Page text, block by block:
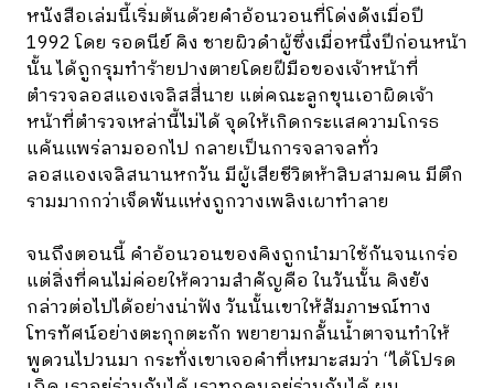
หนังสือเล่มนี้เริ่มต้นด้วยคำอ้อนวอนที่โด่งดังเมื่อปี
1992 โดย รอดนีย์ คิง ชายผิวดำผู้ซึ่งเมื่อหนึ่งปีก่อนหน้า
นั้น ได้ถูกรุมทำร้ายปางตายโดยฝีมือของเจ้าหน้าที่
ตำรวจลอสแองเจลิสสี่นาย แต่คณะลูกขุนเอาผิดเจ้า
หน้าที่ตำรวจเหล่านี้ไม่ได้ จุดให้เกิดกระแสความโกรธ
แค้นแพร่ลามออกไป กลายเป็นการจลาจลทั่ว
ลอสแองเจลิสนานหกวัน มีผู้เสียชีวิตห้าสิบสามคน มีตึก
รามมากกว่าเจ็ดพันแห่งถูกวางเพลิงเผาทำลาย
จนถึงตอนนี้ คำอ้อนวอนของคิงถูกนำมาใช้กันจนเกร่อ
แต่สิ่งที่คนไม่ค่อยให้ความสำคัญคือ ในวันนั้น คิงยัง
กล่าวต่อไปได้อย่างน่าฟัง วันนั้นเขาให้สัมภาษณ์ทาง
โทรทัศน์อย่างตะกุกตะกัก พยายามกลั้นน้ำตาจนทำให้
พูดวนไปวนมา กระทั่งเขาเจอคำที่เหมาะสมว่า “ได้โปรด